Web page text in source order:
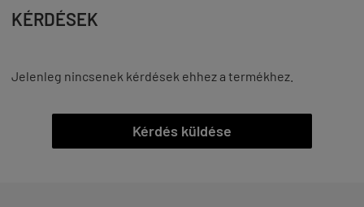
KÉRDÉSEK
Jelenleg nincsenek kérdések ehhez a termékhez.
Kérdés küldése